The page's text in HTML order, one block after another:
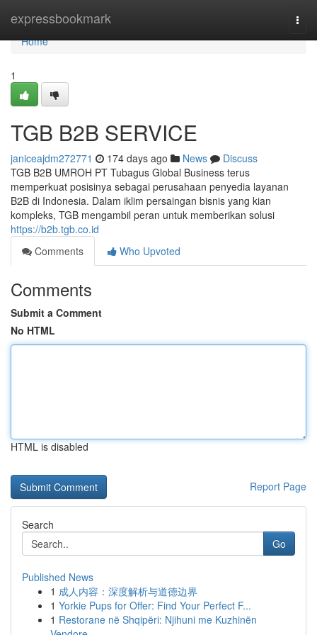
expressbookmark
Home
Home
1
TGB B2B SERVICE
janiceajdm272771 174 days ago News
Discuss
TGB B2B UMROH PT Tubagus Global Business terus
memperkuat posisinya sebagai perusahaan penyedia layanan
B2B di Indonesia. Dalam iklim persaingan bisnis yang kian
kompleks, TGB mengambil peran untuk memberikan solusi
https://b2b.tgb.co.id
Comments
Who Upvoted
Comments
Submit a Comment
No HTML
HTML is disabled
Report Page
Search
Go
Published News
1 成人内容：深度解析与道德边界
1 Yorkie Pups for Offer: Find Your Perfect F...
1 Restorane në Shqipëri: Njihuni me Kuzhinën